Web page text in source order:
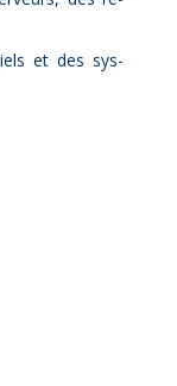
et des sys­